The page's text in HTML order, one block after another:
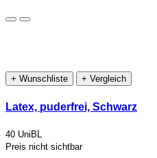
+ Wunschliste + Vergleich
Latex, puderfrei, Schwarz
40 UniBL
Preis nicht sichtbar